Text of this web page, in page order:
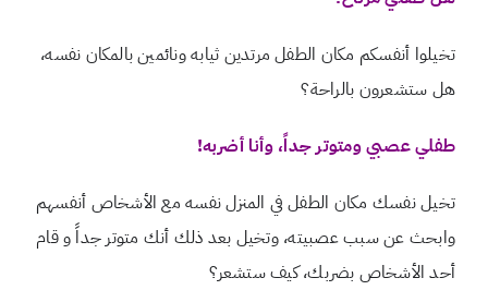
تخيلوا أنفسكم مكان الطفل مرتدين ثيابه ونائمين بالمكان نفسه،
هل ستشعرون بالراحة؟
طفلي عصبي ومتوتر جداً، وأنا أضربه!
تخيل نفسك مكان الطفل في المنزل نفسه مع الأشخاص أنفسهم
وابحث عن سبب عصبيته، وتخيل بعد ذلك أنك متوتر جداً و قام
أحد الأشخاص بضربك، كيف ستشعر؟